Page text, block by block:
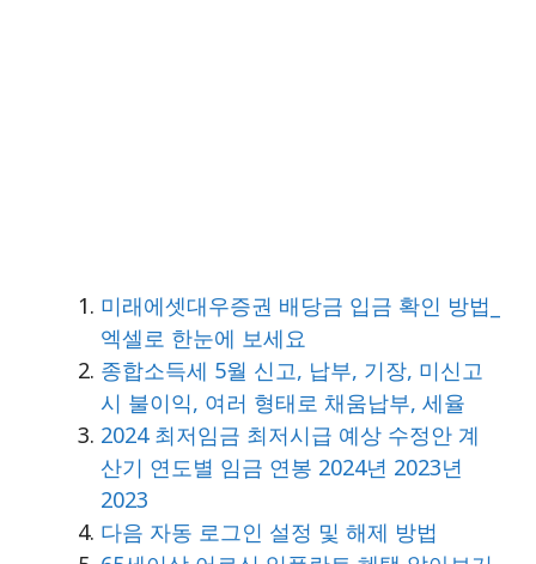
미래에셋대우증권 배당금 입금 확인 방법_
엑셀로 한눈에 보세요
종합소득세 5월 신고, 납부, 기장, 미신고
시 불이익, 여러 형태로 채움납부, 세율
2024 최저임금 최저시급 예상 수정안 계
산기 연도별 임금 연봉 2024년 2023년
2023
다음 자동 로그인 설정 및 해제 방법